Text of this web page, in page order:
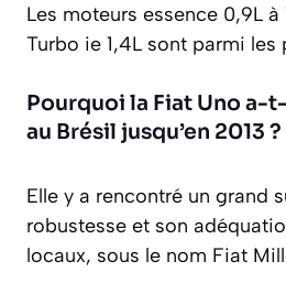
Les moteurs essence 0,9L à
Turbo ie 1,4L sont parmi les
Pourquoi la Fiat Uno a-
au Brésil jusqu’en 2013 ?
Elle y a rencontré un grand
robustesse et son
locaux, sous le nom Fiat